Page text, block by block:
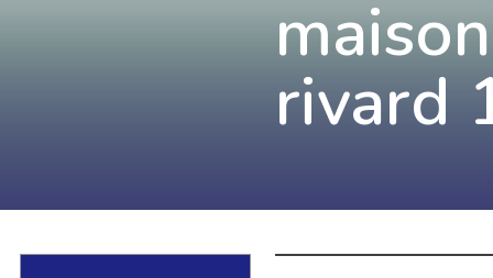
Que des solutions concrètes et inspirantes.
notre infolettre pour découvrir des initiatives
qui créent le mouvement.rivard